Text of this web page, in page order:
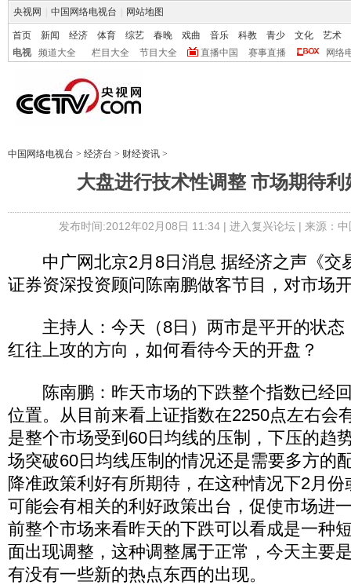
央视网 中国网络电视台 网站地图
首页 新闻 经济 体育 综艺 春晚 戏曲 音乐 科教 青少 文化
艺术
电视
频道大全 栏目大全 节目大全 直播中国 赛事直播 网络
中国网络电视台 > 经济台 > 财经资讯 >
大盘进行技术性调整 市场期待利
发布时间:2012年02月08日 11:34 | 进入复兴论坛| 来源：
中广网北京2月8日消息 据经济之声《交
证券资深投资顾问陈南鹏做客节目，对市场
主持人：今天（8日）两市是平开的状态
红往上攻的方向，如何看待今天的开盘？
陈南鹏：昨天市场的下跌整个指数已经
位置。从目前来看上证指数在2250点左右会
是整个市场受到60日均线的压制，下压的趋
场突破60日均线压制的情况还是需要多方的
降准政策利好有所期待，在这种情况下2月
可能会有相关的利好政策出台，促使市场进
前整个市场来看昨天的下跌可以看成是一种
面出现调整，这种调整属于正常，今天主要
有没有一些新的热点东西的出现。